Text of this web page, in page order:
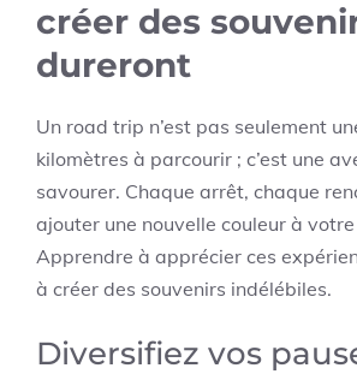
créer des
dureront
Un road trip n’est pas seulement
kilomètres à parcourir ; c’est une
savourer. Chaque arrêt, chaque
ajouter une nouvelle couleur à
Apprendre à apprécier ces
à créer des souvenirs indélébiles.
Diversifiez vos